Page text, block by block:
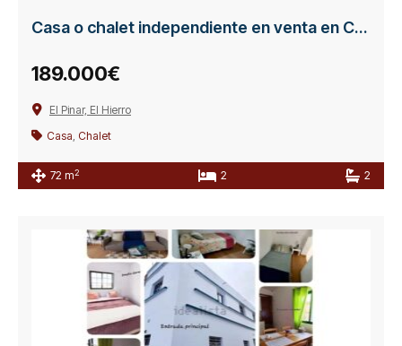
Casa o chalet independiente en venta en Calle la Pasada
189.000€
El Pinar, El Hierro
Casa, Chalet
72 m2 2 2